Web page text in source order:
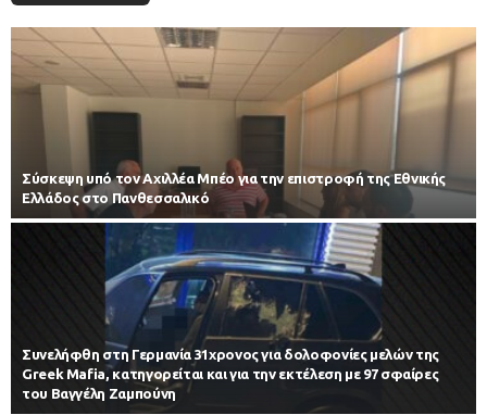
Σύσκεψη υπό τον Αχιλλέα Μπέο για την επιστροφή της Εθνικής
Ελλάδος στο Πανθεσσαλικό
Συνελήφθη στη Γερμανία 31χρονος για δολοφονίες μελών της
Greek Mafia, κατηγορείται και για την εκτέλεση με 97 σφαίρες
του Βαγγέλη Ζαμπούνη